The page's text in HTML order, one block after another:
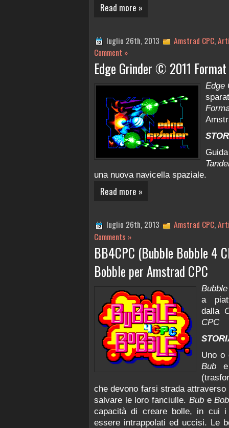
Read more »
luglio 26th, 2013 Amstrad CPC,
Comment »
Edge Grinder © 2011
Edge
una nuova navicella spaziale.
Read more »
luglio 26th, 2013 Amstrad CPC,
Comments »
BB4CPC (Bubble Bobble 4
Bobble per Amstrad CPC
a
dalla
CPC
Uno o
Bub
che devono farsi strada
salvare le loro fanciulle. BubeBob
capacità di creare bolle, in cui
essere intrappolati ed uccisi. Le